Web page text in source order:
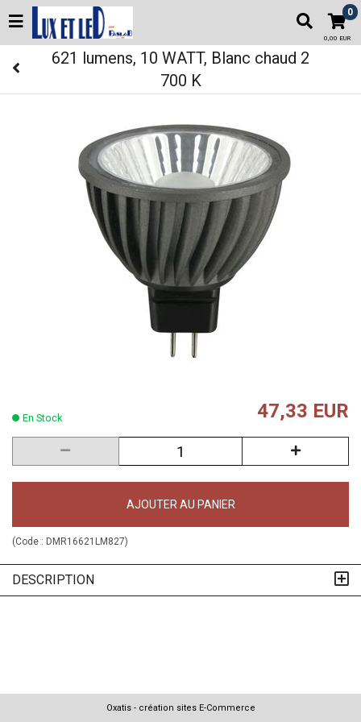
0
0,00 EUR
621 lumens, 10 WATT, Blanc chaud 2
700 K
En Stock 47,33 EUR
AJOUTER AU PANIER
(Code : DMR16621LM827)
DESCRIPTION
Oxatis - création sites E-Commerce